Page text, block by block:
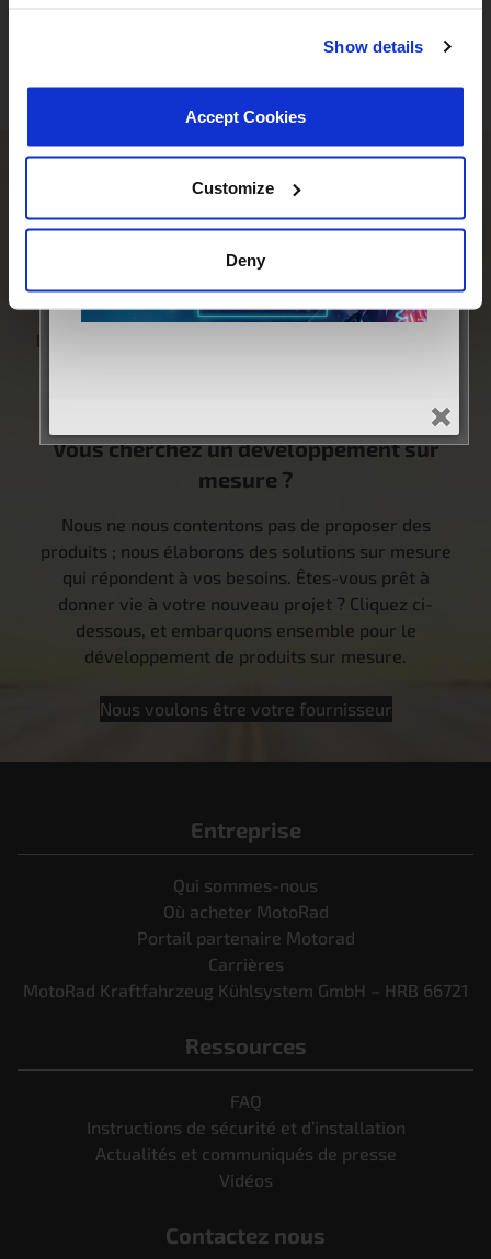
Show details
Accept Cookies
Customize
Deny
Emplois aux États-Unis sur ADP
Tous les emplois sur LinkedIn
Vous avez besoin d’aide pour trouver le
bon produit ?
Notre équipe dévouée est là pour vous orienter
dans la bonne direction. Cliquez ci-dessous et dites-
nous comment nous pouvons vous aider à trouver
le produit idéal pour vos besoins. Votre voyage vers
Vous cherchez un développement sur
mesure ?
Nous ne nous contentons pas de proposer des
produits ; nous élaborons des solutions sur mesure
qui répondent à vos besoins. Êtes-vous prêt à
donner vie à votre nouveau projet ? Cliquez ci-
dessous, et embarquons ensemble pour le
développement de produits sur mesure.
Nous voulons être votre fournisseur
Entreprise
Qui sommes-nous
Où acheter MotoRad
Portail partenaire Motorad
Carrières
MotoRad Kraftfahrzeug Kühlsystem GmbH – HRB 66721
Ressources
FAQ
Instructions de sécurité et d’installation
Actualités et communiqués de presse
Vidéos
Contactez nous
commercial conversation, a technical
partnership
we recommend booking early